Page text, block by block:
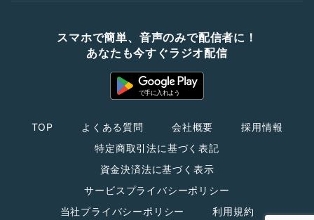
スマホで簡単、音声のみで配信者に！
あなたも今すぐラジオ配信
TOP よくある質問 会社概要
採用情報
特定商取引法に基づく表記
資金決済法に基づく表示
サービスプライバシーポリシー
当社プライバシーポリシー
利用規約